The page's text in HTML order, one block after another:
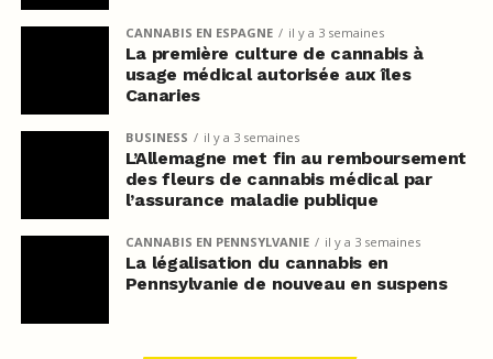
CANNABIS EN ESPAGNE il y a 3 semaines
La première culture de cannabis à
usage médical autorisée aux îles
Canaries
BUSINESS il y a 3 semaines
L’Allemagne met fin au remboursement
des fleurs de cannabis médical par
l’assurance maladie publique
CANNABIS EN PENNSYLVANIE il y a 3 semaines
La légalisation du cannabis en
Pennsylvanie de nouveau en suspens